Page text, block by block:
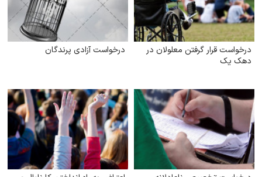
درخواست قرار گرفتن معلولان در
دهک یک
درخواست آزادی پرندگان